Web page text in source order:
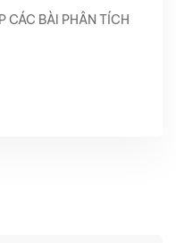
CÁC BÀI PHÂN TÍCH